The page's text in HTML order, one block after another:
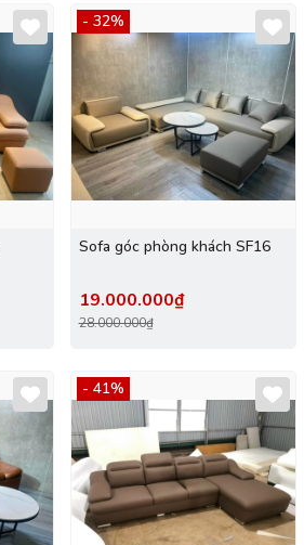
- 32%
Sofa góc phòng khách SF16
19.000.000₫
28.000.000₫
- 41%